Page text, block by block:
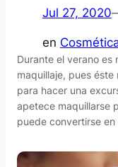
Jul 27, 2020
en
Durante el verano es
maquillaje, pues
para hacer una
apetece maquillarse
puede convertirse